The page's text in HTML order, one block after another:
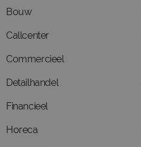
Bouw
Callcenter
Commercieel
Detailhandel
Financieel
Horeca